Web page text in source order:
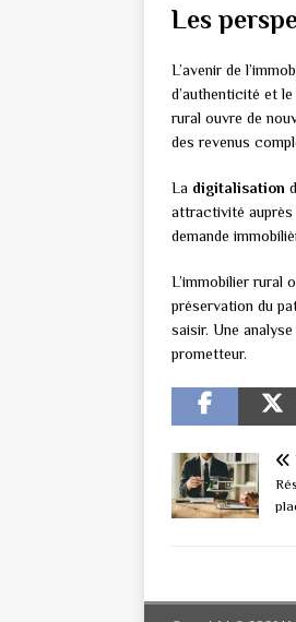
Les
L’avenir de
d’authenticité et
rural ouvre de
des revenus
La digitalisation
attractivité auprès
demande
L’immobilier rural
préservation du
saisir. Une
prometteur.